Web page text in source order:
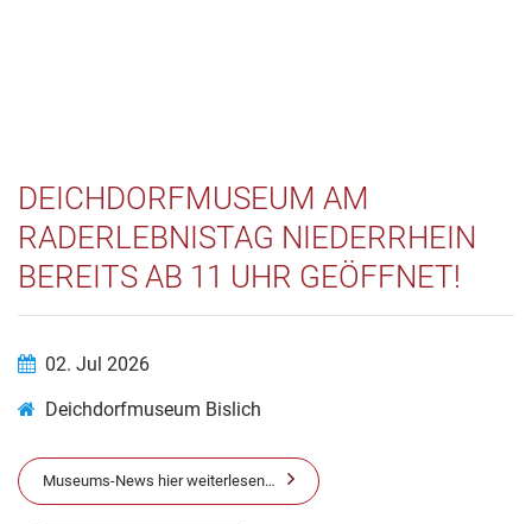
DEICHDORFMUSEUM AM
RADERLEBNISTAG NIEDERRHEIN
BEREITS AB 11 UHR GEÖFFNET!
02. Jul 2026
Deichdorfmuseum Bislich
Museums-News hier weiterlesen…